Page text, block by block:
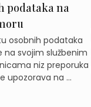
podataka na
osobnih podataka
na svojim službenim
niz preporuka
upozorava na ...